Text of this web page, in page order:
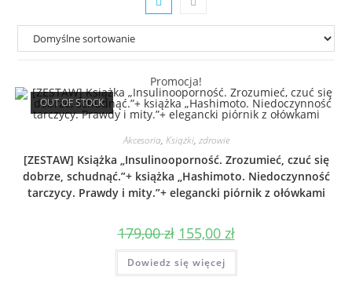
OUT OF STOCK
Promocja!
Akcesoria, Książki, zdrowie
[ZESTAW] Książka „Insulinooporność. Zrozumieć, czuć się
dobrze, schudnąć.”+ książka „Hashimoto. Niedoczynność
tarczycy. Prawdy i mity.”+ elegancki piórnik z ołówkami
179,00zł 155,00 zł
Dowiedz się więcej